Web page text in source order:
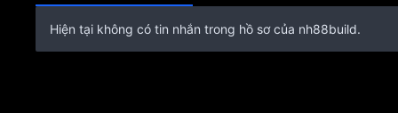
Hiện tại không có tin nhắn trong hồ sơ của nh88build.